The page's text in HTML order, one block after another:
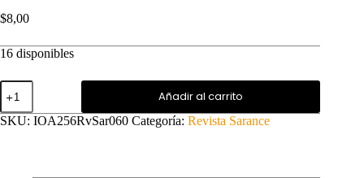
$8,00
16 disponibles
Revista
Sarance
N°50
cantidad
Añadir al carrito
SKU: IOA256RvSar060 Categoría: Revista Sarance